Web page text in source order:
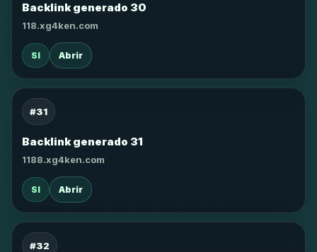
Backlink generado 30
118.xg4ken.com
SI Abrir
#31
Backlink generado 31
1188.xg4ken.com
SI Abrir
#32